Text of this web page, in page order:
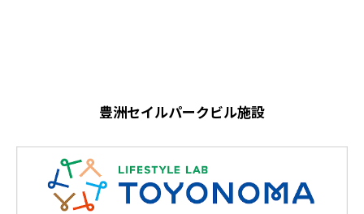
豊洲セイルパークビル施設